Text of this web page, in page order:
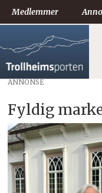
Medlemmer
ANNONSE
Fyldig